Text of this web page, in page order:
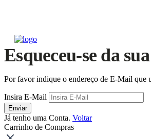
Esqueceu-se da
Por favor indique o endereço de E-Mail que
Insira E-Mail
Enviar
Já tenho uma Conta. Voltar
Carrinho de Compras